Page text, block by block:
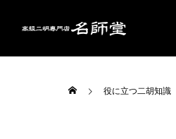
役に立つ二胡知識